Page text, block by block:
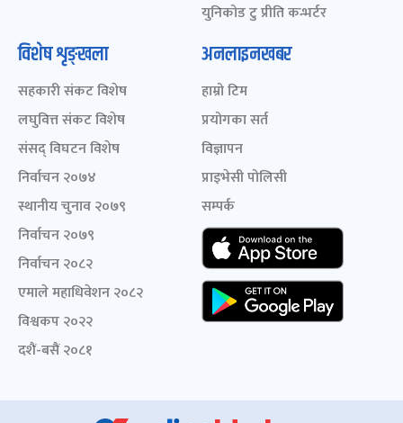
युनिकोड टु प्रीति कन्भर्टर
विशेष शृङ्खला
सहकारी संकट विशेष
लघुवित्त संकट विशेष
संसद् विघटन विशेष
निर्वाचन २०७४
स्थानीय चुनाव २०७९
निर्वाचन २०७९
निर्वाचन २०८२
एमाले महाधिवेशन २०८२
विश्वकप २०२२
दशैं-बसैं २०८१
अनलाइनखबर
हाम्रो टिम
प्रयोगका सर्त
विज्ञापन
प्राइभेसी पोलिसी
सम्पर्क